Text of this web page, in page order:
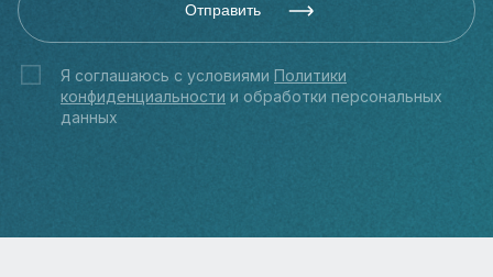
Отправить
Я соглашаюсь с условиями Политики
конфиденциальности и обработки персональных
данных